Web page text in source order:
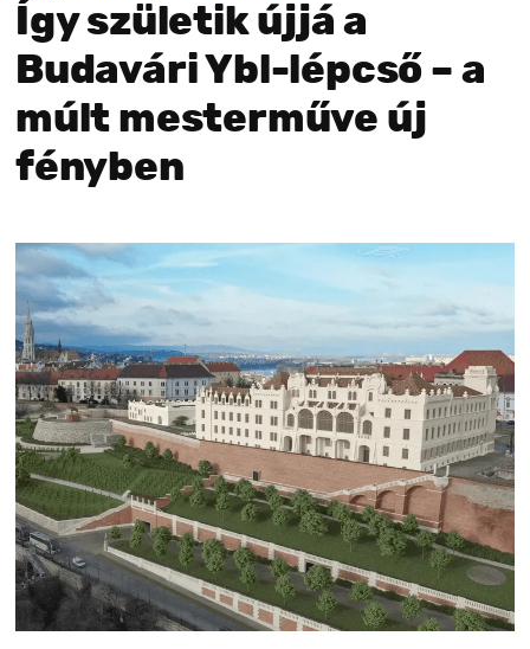
Így születik újjá a
Budavári Ybl-lépcső – a
múlt mesterműve új
fényben